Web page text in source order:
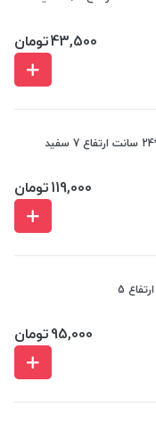
43,500تومان
119,000تومان
95,000تومان